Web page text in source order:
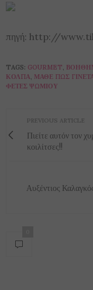
πηγή: http://
TAGS: GOURMET,
ΚΌΛΠΑ, ΜΆΘΕ ΠΩΣ
ΦΈΤΕΣ ΨΩΜΙΟΎ
PREVIOUS ARTICLE
Πιείτε αυτόν τον
κοιλίτσες!!
Αυξέντιος